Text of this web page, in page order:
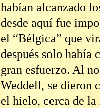
habían alcanzado
desde aquí fue
el “Bélgica” que
después solo había
gran esfuerzo. Al
Weddell, se dieron
el hielo, cerca de la